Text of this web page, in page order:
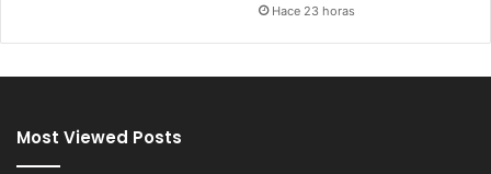
Hace 23 horas
Most Viewed Posts